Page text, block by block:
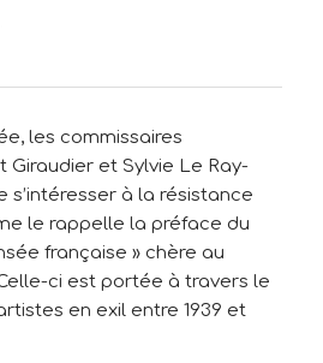
les commissaires
Giraudier et Sylvie Le Ray-
s’intéresser à la résistance
le rappelle la préface du
française » chère au
ci est portée à travers le
en exil entre 1939 et